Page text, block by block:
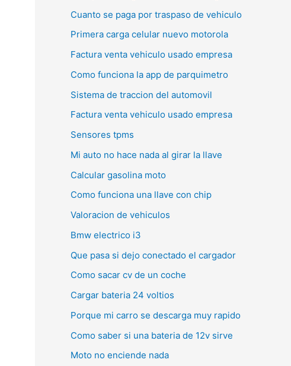
Cuanto se paga por traspaso de vehiculo
Primera carga celular nuevo motorola
Factura venta vehiculo usado empresa
Como funciona la app de parquimetro
Sistema de traccion del automovil
Factura venta vehiculo usado empresa
Sensores tpms
Mi auto no hace nada al girar la llave
Calcular gasolina moto
Como funciona una llave con chip
Valoracion de vehiculos
Bmw electrico i3
Que pasa si dejo conectado el cargador
Como sacar cv de un coche
Cargar bateria 24 voltios
Porque mi carro se descarga muy rapido
Como saber si una bateria de 12v sirve
Moto no enciende nada